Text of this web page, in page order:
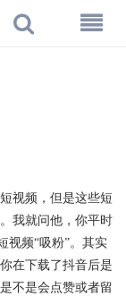
视频，但是这些短
我就问他，你平时
视频“吸粉”。其实
在下载了抖音后是
不是会点赞或者留